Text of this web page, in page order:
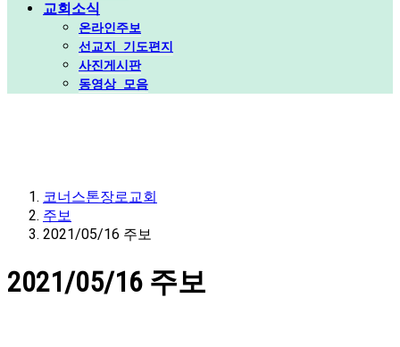
교회소식
온라인주보
선교지 기도편지
사진게시판
동영상 모음
코너스톤장로교회
주보
2021/05/16 주보
2021/05/16 주보